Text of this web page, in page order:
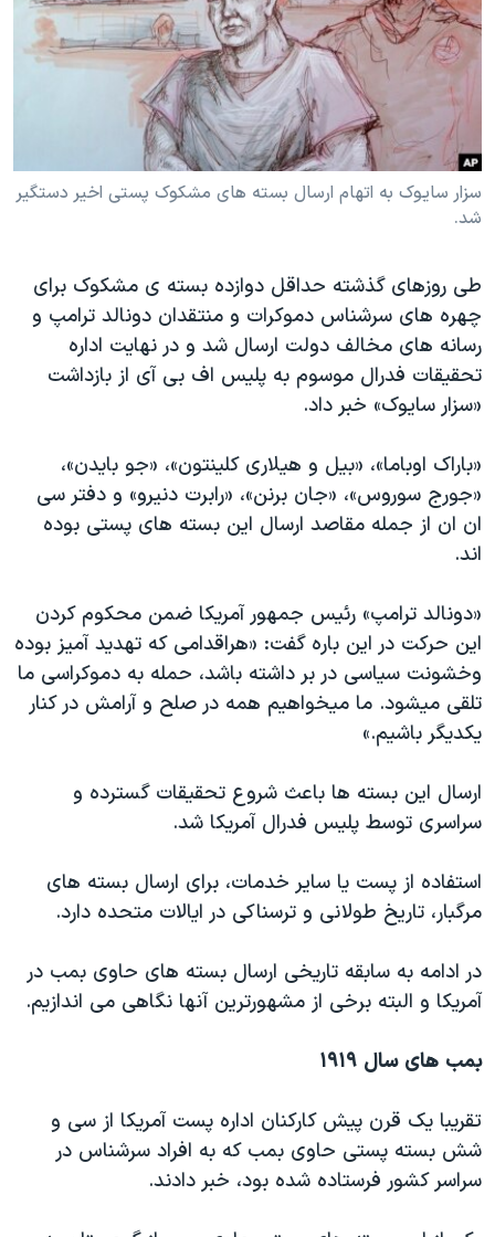
فرهنگ و زندگی
حقوق شهروندی
اقتصادی
علم و فناوری
مستندها
انتخابات ریاست جمهوری آمریکا ۲۰۲۴
حمله جمهوری اسلامی به اسرائیل
رمز مهسا
تریبونال مردمی آبان ۹۸
دادگاه حمید نوری
چهل سال گروگان‌گیری
قانون شفافیت دارائی کادر رهبری ایران
اعتراضات مردمی آبان ۹۸
اسرائیل در جنگ
نرگس محمدی برنده جایزه نوبل صلح
صفحه‌های ویژه
سفر پرزیدنت ترامپ به چین
دنبال کنید
زبانهای مختلف
سزار سایوک به اتهام ارسال بسته های مشکوک پستی اخیر دستگیر
شد.
طی روزهای گذشته حداقل دوازده بسته ی مشکوک برای
چهره های سرشناس دموکرات و منتقدان دونالد ترامپ و
رسانه های مخالف دولت ارسال شد و در نهایت اداره
تحقیقات فدرال موسوم به پلیس اف بی آی از بازداشت
«سزار سایوک» خبر داد.
«باراک اوباما»، «بیل و هیلاری کلینتون»، «جو بایدن»،
«جورج سوروس»، «جان برنن»، «رابرت دنیرو» و دفتر سی
ان ان از جمله مقاصد ارسال این بسته های پستی بوده
اند.
«دونالد ترامپ» رئیس جمهور آمریکا ضمن محکوم کردن
این حرکت در این باره گفت: «هراقدامی که تهدید آمیز بوده
وخشونت سیاسی در بر داشته باشد، حمله به دموکراسی ما
تلقی میشود. ما میخواهیم همه در صلح و آرامش در کنار
یکدیگر باشیم.»
ارسال این بسته ها باعث شروع تحقیقات گسترده و
سراسری توسط پلیس فدرال آمریکا شد.
استفاده از پست یا سایر خدمات، برای ارسال بسته های
مرگبار، تاریخ طولانی و ترسناکی در ایالات متحده دارد.
در ادامه به سابقه تاریخی ارسال بسته های حاوی بمب در
آمریکا و البته برخی از مشهورترین آنها نگاهی می اندازیم.
بمب های سال ۱۹۱۹
تقریبا یک قرن پیش کارکنان اداره پست آمریکا از سی و
شش بسته پستی حاوی بمب که به افراد سرشناس در
سراسر کشور فرستاده شده بود، خبر دادند.